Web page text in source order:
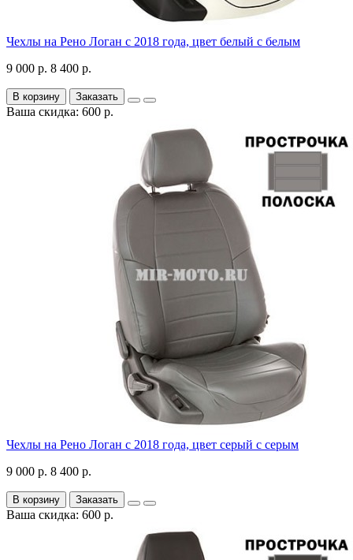
Чехлы на Рено Логан с 2018 года, цвет белый с белым
9 000 р. 8 400 р.
В корзину Заказать
Ваша скидка: 600 р.
Чехлы на Рено Логан с 2018 года, цвет серый с серым
9 000 р. 8 400 р.
В корзину Заказать
Ваша скидка: 600 р.